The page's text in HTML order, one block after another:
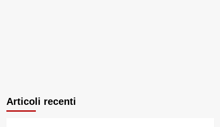
Articoli recenti